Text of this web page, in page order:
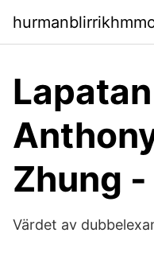
Zhung
Värdet av